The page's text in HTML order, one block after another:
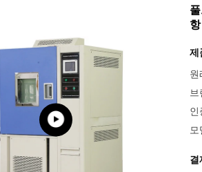
항
제
원
브
인
모
결